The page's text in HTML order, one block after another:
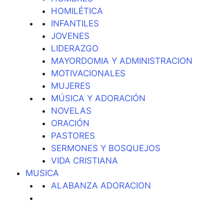
HOMILÉTICA
INFANTILES
JOVENES
LIDERAZGO
MAYORDOMIA Y ADMINISTRACION
MOTIVACIONALES
MUJERES
MÚSICA Y ADORACIÓN
NOVELAS
ORACIÓN
PASTORES
SERMONES Y BOSQUEJOS
VIDA CRISTIANA
MUSICA
ALABANZA ADORACION